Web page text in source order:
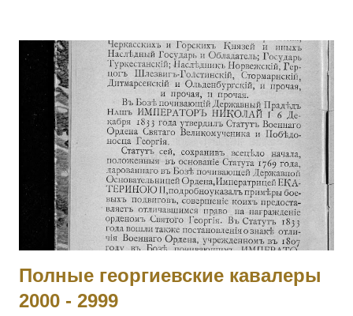
отличие в бою 24.05.1915 под с. Старжава, когда за убылью
офицеров, командуя ротой, при отходе частей войск боевой
линии, восстановил порядок в роте, бросился с ней в атаку
и задержал наступавшего противника. Произведен в
прапорщики за боевые отличия приказом
Главнокомандующего армиями Юго-Западного фронта №
890 от 19.07.1915. [II-3310, IV-95236] 6004 - 6006 Фамилия
не установлена. 6007 ГОЛЕН Семен Викентьевич — 9
отдельная саперная рота, ст. унтер-офицер. За то, чт...
Полные георгиевские кавалеры
2000 - 2999